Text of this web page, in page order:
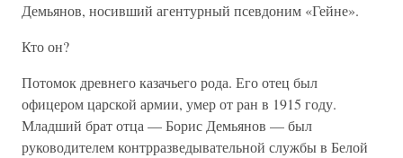
Демьянов, носивший агентурный псевдоним «Гейне».
Кто он?
Потомок древнего казачьего рода. Его отец был
офицером царской армии, умер от ран в 1915 году.
Младший брат отца — Борис Демьянов — был
руководителем контрразведывательной службы в Белой